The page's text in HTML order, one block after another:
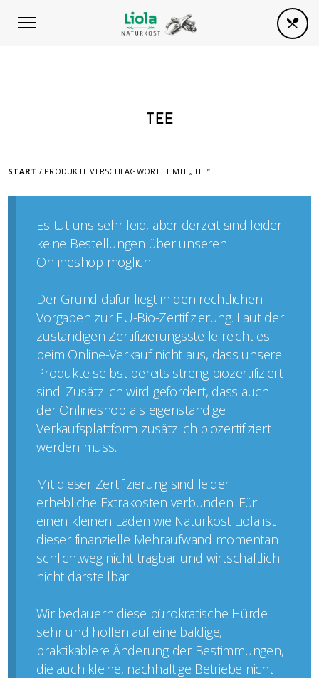
TEE
START / PRODUKTE VERSCHLAGWORTET MIT „TEE“
Es tut uns sehr leid, aber derzeit sind leider
keine Bestellungen über unseren
Onlineshop möglich.
Der Grund dafür liegt in den rechtlichen
Vorgaben zur EU-Bio-Zertifizierung. Laut der
zuständigen Zertifizierungsstelle reicht es
beim Online-Verkauf nicht aus, dass unsere
Produkte selbst bereits streng biozertifiziert
sind. Zusätzlich wird gefordert, dass auch
der Onlineshop als eigenständige
Verkaufsplattform zusätzlich biozertifiziert
werden muss.
Mit dieser Zertifizierung sind leider
erhebliche Extrakosten verbunden. Für
einen kleinen Laden wie Naturkost Liola ist
dieser finanzielle Mehraufwand momentan
schlichtweg nicht tragbar und wirtschaftlich
nicht darstellbar.
Wir bedauern diese bürokratische Hürde
sehr und hoffen auf eine baldige,
praktikablere Änderung der Bestimmungen,
die auch kleine, nachhaltige Betriebe nicht